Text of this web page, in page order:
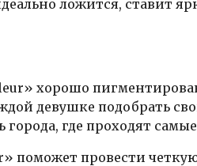
ложится, ставит
хорошо
девушке подобрать
города, где проходят
поможет провести